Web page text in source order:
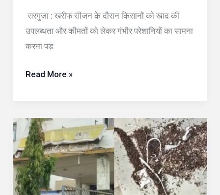
सरगुजा : खरीफ सीजन के दौरान किसानों को खाद की
उपलब्धता और कीमतों को लेकर गंभीर परेशानियों का सामना
करना पड़
Read More »
जहां
नवजातों
की
किलकारी
गूंजनी